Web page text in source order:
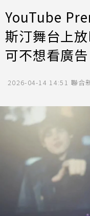
YouTube
斯汀舞台上
可不想看廣告
2026-04-14 14:51 聯合